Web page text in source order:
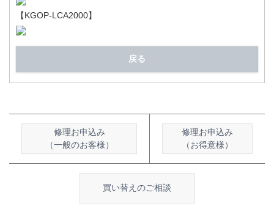
【KGOP-LCA2000】
戻る
修理お申込み
（一般のお客様）
修理お申込み
（お得意様）
買い替えのご相談